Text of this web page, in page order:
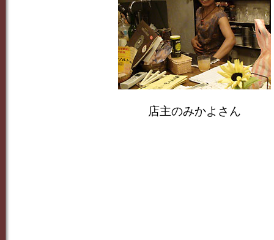
店主のみかよさん